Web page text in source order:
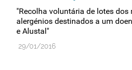
Entidades reguladoras
Estrutura e organização
"Recolha voluntária de lotes
alergénios destinados a um
e Alustal"
29/01/2016